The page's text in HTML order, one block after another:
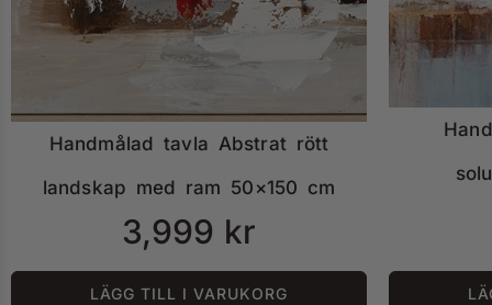
Handmålad tavla Abstrat rött
landskap med ram 50×150 cm
3,999 kr
LÄGG TILL I VARUKORG